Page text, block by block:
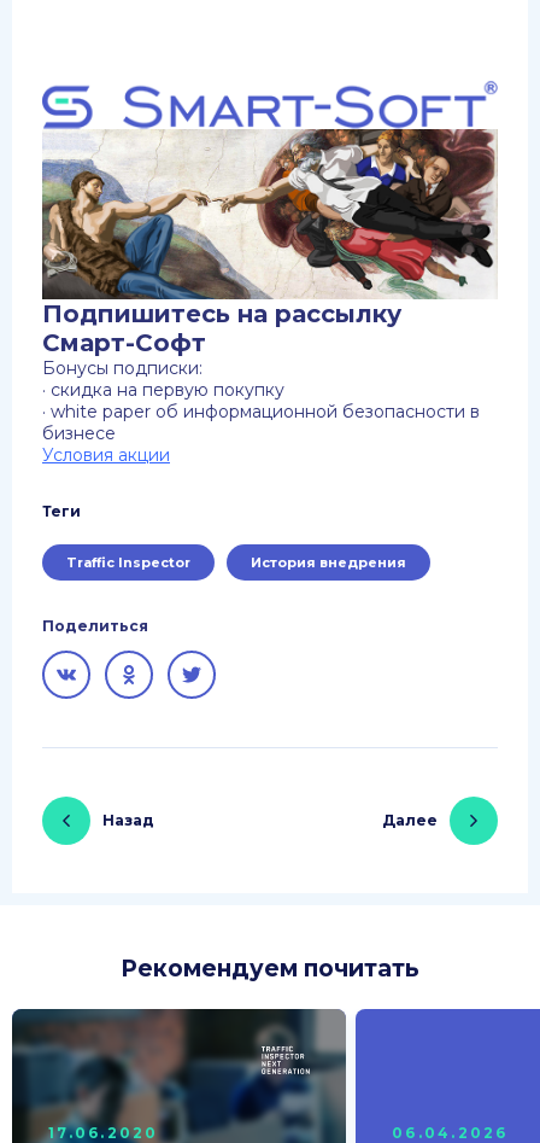
Подпишитесь на рассылку
Смарт-Софт
Бонусы подписки:
· скидка на первую покупку
· white paper об информационной безопасности в
бизнесе
Условия акции
Теги
Traffic Inspector История внедрения
Поделиться
Назад Далее
Рекомендуем почитать
17.06.2020 06.04.2026